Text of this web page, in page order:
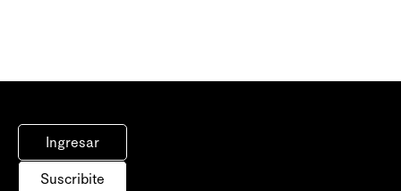
Ingresar
Suscribite